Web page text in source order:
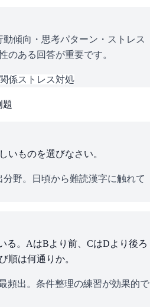
傾向・思考パターン・ストレス
のある回答が重要です。
係ストレス対処
題
いものを選びなさい。
野。日頃から難読漢字に触れて
る。AはBより前、CはDより後ろ
順は何通りか。
頻出。条件整理の練習が効果的で